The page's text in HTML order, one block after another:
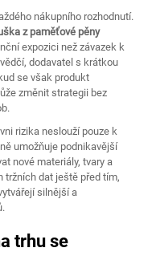
nákupního rozhodnutí.
z paměťové pěny
expozici než závazek k
dodavatel s krátkou
se však produkt
změnit strategii bez
rizika neslouží pouze k
umožňuje podnikavější
nové materiály, tvary a
tržních dat ještě před tím,
silnější a
trhu se